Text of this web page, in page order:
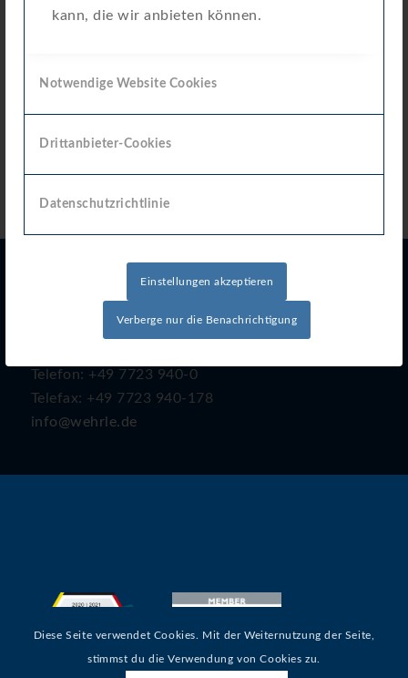
kann, die wir anbieten können.
Notwendige Website Cookies
Drittanbieter-Cookies
Datenschutzrichtlinie
Einstellungen akzeptieren
Verberge nur die Benachrichtigung
Download
E. Wehrle GmbH
Obertalstraße 8
Telefon: +49 7723 940-0
Telefax: +49 7723 940-178
info@wehrle.de
Diese Seite verwendet Cookies. Mit der Weiternutzung der Seite,
stimmst du die Verwendung von Cookies zu.